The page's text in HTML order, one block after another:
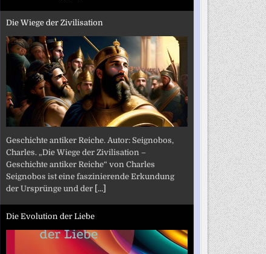
Die Wiege der Zivilisation
Geschichte antiker Reiche. Autor: Seignobos,
Charles. „Die Wiege der Zivilisation –
Geschichte antiker Reiche“ von Charles
Seignobos ist eine faszinierende Erkundung
der Ursprünge und der [...]
Die Evolution der Liebe